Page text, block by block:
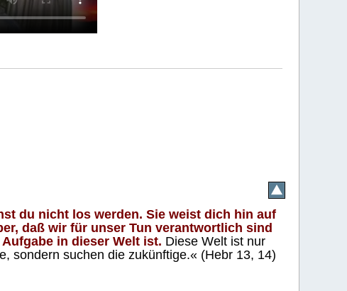
du nicht los werden. Sie weist dich hin auf
daß wir für unser Tun verantwortlich sind
in dieser Welt ist. Diese Welt ist nur
sondern suchen die zukünftige.« (Hebr 13, 14)